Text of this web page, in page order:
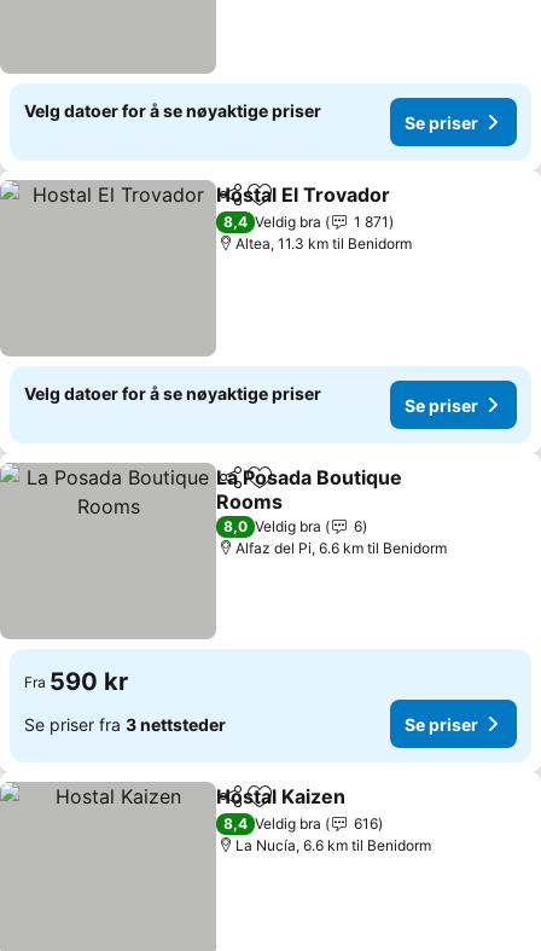
Velg datoer for å se nøyaktige priser
Se priser
Del Legg til i favoritter
Hostal El Trovador
8,4 Veldig bra
1 871
Altea, 11.3 km til Benidorm
Velg datoer for å se nøyaktige priser
Se priser
Del Legg til i favoritter
La Posada Boutique
Rooms
8,0 Veldig bra
6
Alfaz del Pi, 6.6 km til Benidorm
Fra 590 kr
Se priser fra 3 nettsteder Se priser
Del Legg til i favoritter
Hostal Kaizen
8,4 Veldig bra
616
La Nucía, 6.6 km til Benidorm